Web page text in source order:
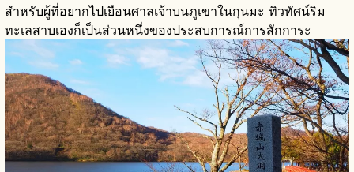
สำหรับผู้ที่อยากไปเยือนศาลเจ้าบนภูเขาในกุนมะ ทิวทัศน์ริม
ทะเลสาบเองก็เป็นส่วนหนึ่งของประสบการณ์การสักการะ